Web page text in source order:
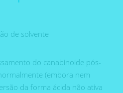
de solvente
do canabinoide pós-
(embora nem
da forma ácida não ativa